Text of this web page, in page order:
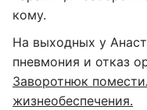
кому.
На выходных у
пневмония и отказ
Заворотнюк
жизнеобеспечения.